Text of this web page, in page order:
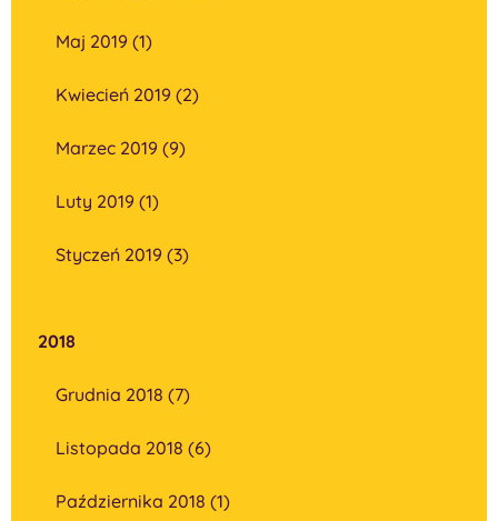
Maj 2019 (1)
Kwiecień 2019 (2)
Marzec 2019 (9)
Luty 2019 (1)
Styczeń 2019 (3)
2018
Grudnia 2018 (7)
Listopada 2018 (6)
Października 2018 (1)